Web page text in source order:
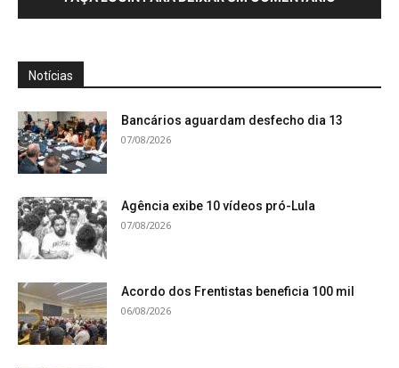
Notícias
Bancários aguardam desfecho dia 13
07/08/2026
Agência exibe 10 vídeos pró-Lula
07/08/2026
Acordo dos Frentistas beneficia 100 mil
06/08/2026